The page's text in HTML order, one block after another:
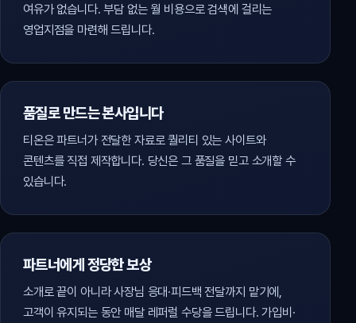
여유가 없습니다. 부담 없는 월 비용으로 검색에 걸리는
영업지점을 마련해 드립니다.
품질로 만드는 본사입니다
티온은 파트너가 전달한 자료로 퀄리티 있는 사이트와
콘텐츠를 직접 제작합니다. 당신은 그 품질을 믿고 소개할 수
있습니다.
파트너에게 정당한 보상
소개로 끝이 아니라 사장님 응대·피드백 전달까지 맡기에,
고객이 유지되는 동안 매달 레퍼럴 수당을 드립니다. 가입비·